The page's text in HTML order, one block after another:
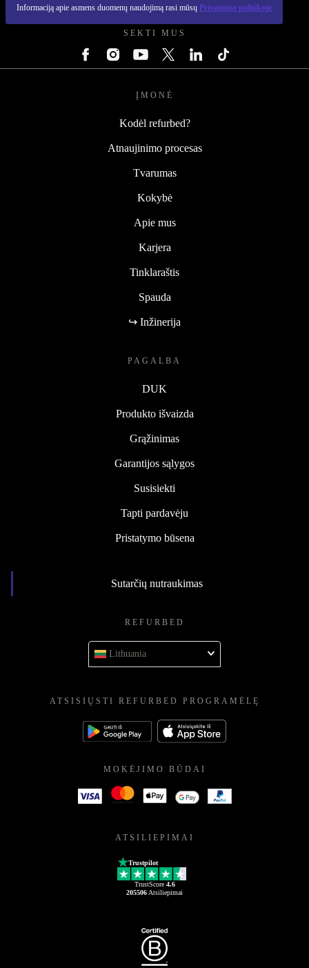
Informaciją apie asmens duomenų naudojimą rasi mūsų Privatumo politikoje
SEKTI MUS
ĮMONĖ
Kodėl refurbed?
Atnaujinimo procesas
Tvarumas
Kokybė
Apie mus
Karjera
Tinklaraštis
Spauda
↪ Inžinerija
PAGALBA
DUK
Produkto išvaizda
Grąžinimas
Garantijos sąlygos
Susisiekti
Tapti pardavėju
Pristatymo būsena
Sutarčių nutraukimas
REFURBED
Lithuania
ATSISIŲSTI REFURBED PROGRAMĖLĘ
MOKĖJIMO BŪDAI
ATSILIEPIMAI
Trustpilot
TrustScore 4.6
205506 Atsiliepimai